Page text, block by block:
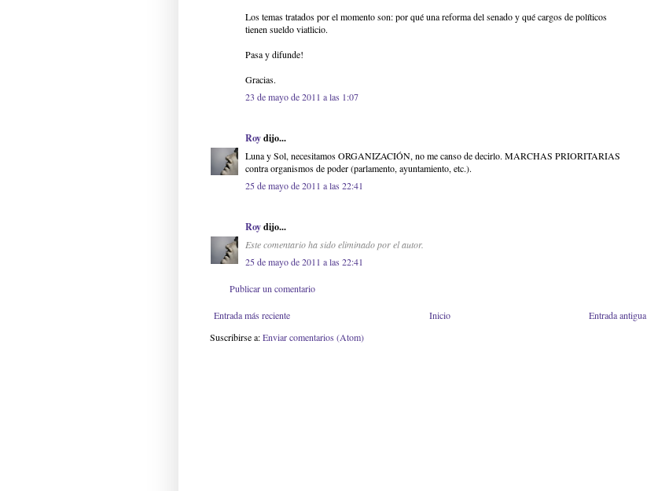
Los temas tratados por el momento son: por qué una reforma del senado y qué cargos de políticos
tienen sueldo viatlicio.
Pasa y difunde!
Gracias.
23 de mayo de 2011 a las 1:07
Roydijo...
Luna y Sol, necesitamos ORGANIZACIÓN, no me canso de decirlo. MARCHAS PRIORITARIAS
contra organismos de poder (parlamento, ayuntamiento, etc.).
25 de mayo de 2011 a las 22:41
Roydijo...
Este comentario ha sido eliminado por el autor.
25 de mayo de 2011 a las 22:41
Publicar un comentario
Entrada más reciente Entrada antigua
Inicio
Suscribirse a:Enviar comentarios (Atom)